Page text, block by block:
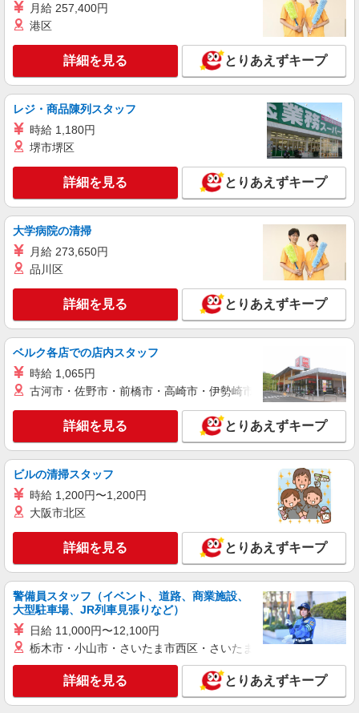
詳細を見る
パート
コンパスグループ・ジャパン株式会社 39521_p
調理補助【アルバイト・パート】
フェリオ成城 （東京都世田谷区祖師谷4-32-
7）
キープ 詳細を見る
アルバイト
コンパスグループ・ジャパン株式会社 21332_p
時給1,250円〜1,500円 試用期間中 時給1,250
円〜1,500円(試用期間2ヶ月) 残業が発生した場
合、残業代を1分単位で別途支給します。
10-11）
キープ 詳細を見る
パート
コンパスグループ・ジャパン株式会社 21237_p
調理補助【アルバイト・パート】
(試用期間2ヶ月) 17:00〜21:00 時給1,500円以上 残
業が発生した場合、残業代を1分単位で別途支給し
楽天クリムゾンハウス （東京都世田谷区玉川
一丁目14番1号 タワーオフィス9F）
詳細を見る
アルバイト パート
コンパスグループ・ジャパン株式会社 39655_p
調理師【アルバイト・パート】
時給1,700円以上 試用期間中 時給1,700円以上
(試用期間2ヶ月) 残業が発生した場合、残業代を1
分単位で別途支給します。
三軒茶屋第一病院 （東京都世田谷区三軒茶屋
１丁目２２－８）
月給 257,400円
港区
詳細を見る とりあえずキープ
レジ・商品陳列スタッフ
時給 1,180円
堺市堺区
詳細を見る とりあえずキープ
大学病院の清掃
月給 273,650円
品川区
詳細を見る とりあえずキープ
ベルク各店での店内スタッフ
時給 1,065円
古河市・佐野市・前橋市・高崎市・伊勢崎市・太田市・館林市
詳細を見る とりあえずキープ
ビルの清掃スタッフ
時給 1,200円〜1,200円
大阪市北区
詳細を見る とりあえずキープ
警備員スタッフ（イベント、道路、商業施設、
大型駐車場、JR列車見張りなど）
日給 11,000円〜12,100円
栃木市・小山市・さいたま市西区・さいたま市岩槻区・久喜市・
詳細を見る とりあえずキープ